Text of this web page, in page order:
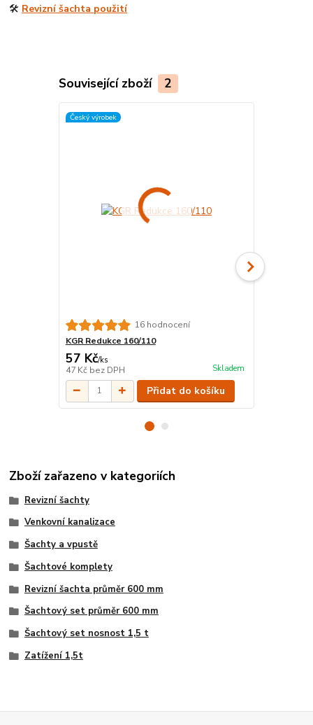
🛠️ Revizní šachta použití
Související zboží 2
Český výrobek
16 hodnocení
KGR Redukce 160/110
57 Kč/ks
47 Kč bez DPH Skladem
Přidat do košíku
Zboží zařazeno v kategoriích
Revizní šachty
Venkovní kanalizace
Šachty a vpustě
Šachtové komplety
Revizní šachta průměr 600 mm
Šachtový set průměr 600 mm
Šachtový set nosnost 1,5 t
Zatížení 1,5t